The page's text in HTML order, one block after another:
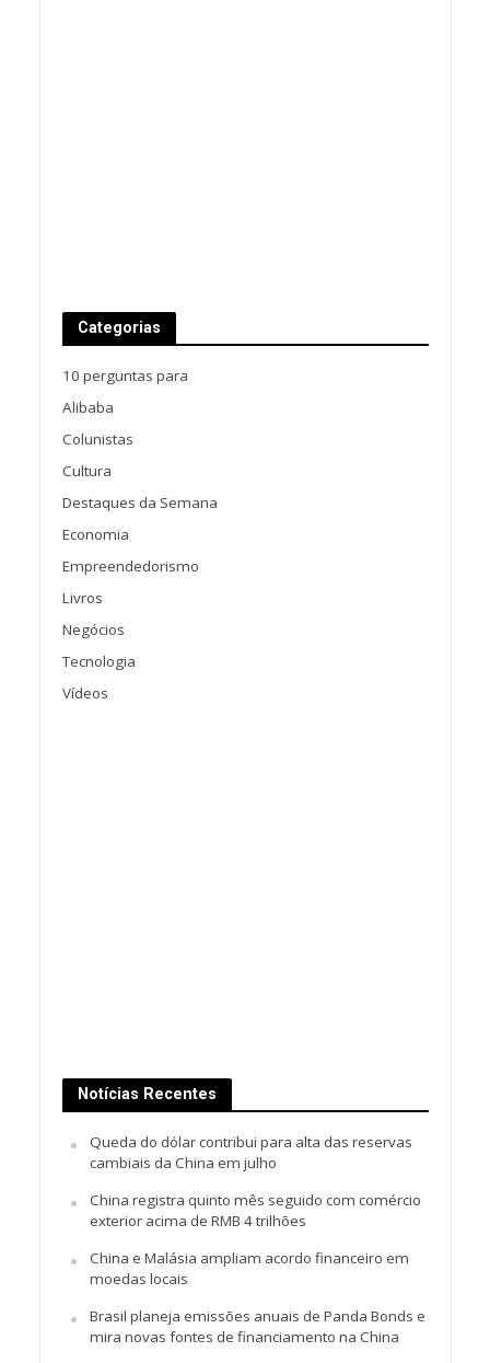
Categorias
10 perguntas para
Alibaba
Colunistas
Cultura
Destaques da Semana
Economia
Empreendedorismo
Livros
Negócios
Tecnologia
Vídeos
Notícias Recentes
Queda do dólar contribui para alta das reservas
cambiais da China em julho
China registra quinto mês seguido com comércio
exterior acima de RMB 4 trilhões
China e Malásia ampliam acordo financeiro em
moedas locais
Brasil planeja emissões anuais de Panda Bonds e
mira novas fontes de financiamento na China